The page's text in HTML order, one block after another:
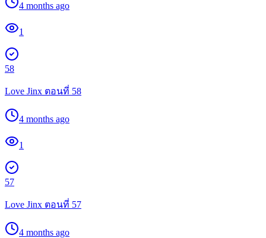
4 months ago
1
58
Love Jinx ตอนที่ 58
4 months ago
1
57
Love Jinx ตอนที่ 57
4 months ago